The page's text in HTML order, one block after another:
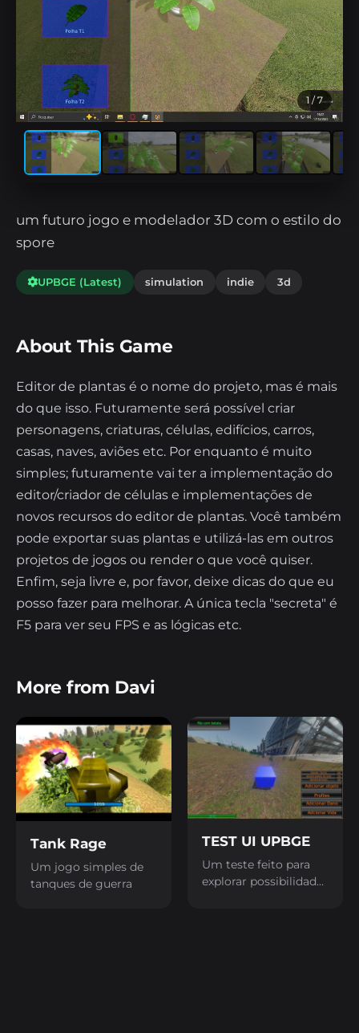
1 / 7
um futuro jogo e modelador 3D com o estilo do
spore
UPBGE (Latest) simulation indie 3d
About This Game
Editor de plantas é o nome do projeto, mas é mais
do que isso. Futuramente será possível criar
personagens, criaturas, células, edifícios, carros,
casas, naves, aviões etc. Por enquanto é muito
simples; futuramente vai ter a implementação do
editor/criador de células e implementações de
novos recursos do editor de plantas. Você também
pode exportar suas plantas e utilizá-las em outros
projetos de jogos ou render o que você quiser.
Enfim, seja livre e, por favor, deixe dicas do que eu
posso fazer para melhorar. A única tecla "secreta" é
F5 para ver seu FPS e as lógicas etc.
More from Davi
Tank Rage
Um jogo simples de
tanques de guerra
TEST UI UPBGE
Um teste feito para
explorar possibilidades